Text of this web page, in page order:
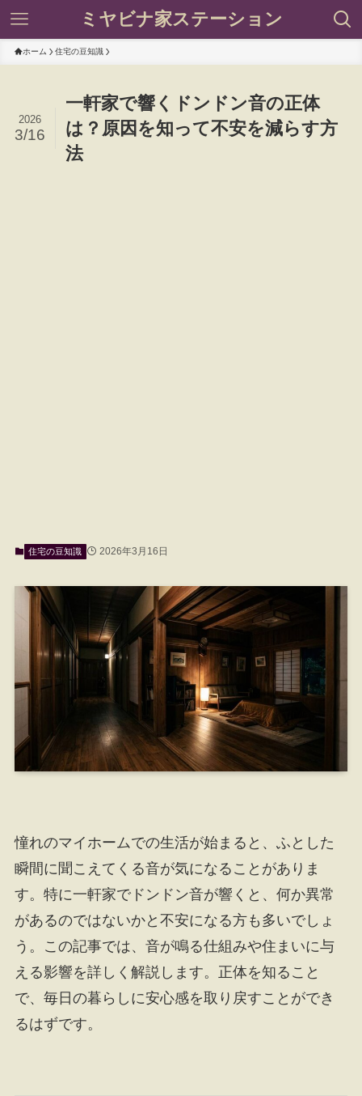
ミヤビナ家ステーション
ホーム 住宅の豆知識
一軒家で響くドンドン音の正体
は？原因を知って不安を減らす方
法
2026
3/16
住宅の豆知識 2026年3月16日
憧れのマイホームでの生活が始まると、ふとした
瞬間に聞こえてくる音が気になることがありま
す。特に一軒家でドンドン音が響くと、何か異常
があるのではないかと不安になる方も多いでしょ
う。この記事では、音が鳴る仕組みや住まいに与
える影響を詳しく解説します。正体を知ること
で、毎日の暮らしに安心感を取り戻すことができ
るはずです。